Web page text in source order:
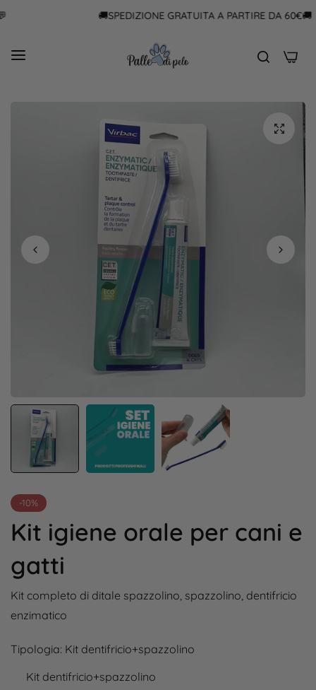
🚚SPEDIZIONE GRATUITA A PARTIRE DA 60€🚚
0
-10%
Kit igiene orale per cani e
gatti
Kit completo di ditale spazzolino, spazzolino, dentifricio
enzimatico
Tipologia: Kit dentifricio+spazzolino
Kit dentifricio+spazzolino